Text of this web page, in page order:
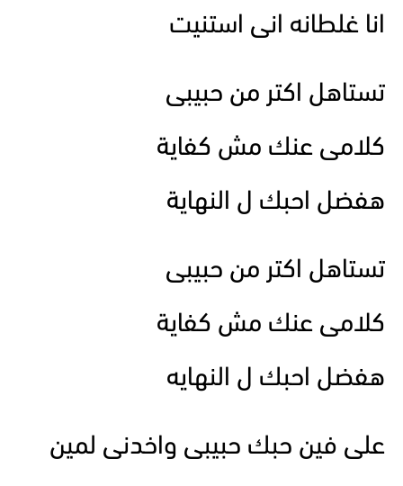
انا غلطانه انى استنيت
تستاهل اكتر من حبيبى
كلامى عنك مش كفاية
هفضل احبك ل النهاية
تستاهل اكتر من حبيبى
كلامى عنك مش كفاية
هفضل احبك ل النهايه
على فين حبك حبيبى واخدنى لمين